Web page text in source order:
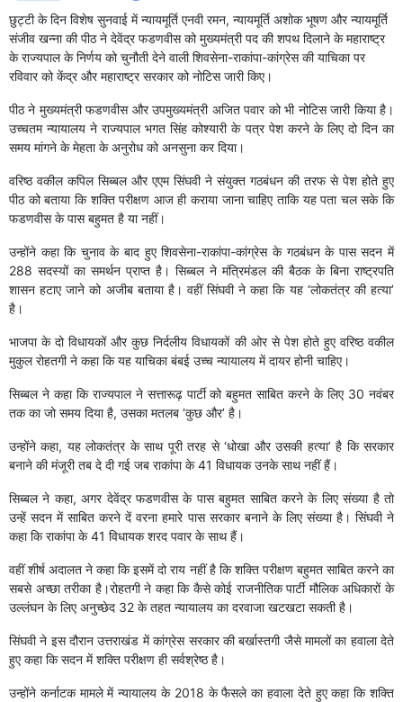
छुट्टी के दिन विशेष सुनवाई में न्यायमूर्ति एनवी रमन, न्यायमूर्ति अशोक भूषण और न्यायमूर्ति
संजीव खन्ना की पीठ ने देवेंद्र फडणवीस को मुख्यमंत्री पद की शपथ दिलाने के महाराष्ट्र
के राज्यपाल के निर्णय को चुनौती देने वाली शिवसेना-राकांपा-कांग्रेस की याचिका पर
रविवार को केंद्र और महाराष्ट्र सरकार को नोटिस जारी किए।
पीठ ने मुख्यमंत्री फडणवीस और उपमुख्यमंत्री अजित पवार को भी नोटिस जारी किया है।
उच्चतम न्यायालय ने राज्यपाल भगत सिंह कोश्यारी के पत्र पेश करने के लिए दो दिन का
समय मांगने के मेहता के अनुरोध को अनसुना कर दिया।
वरिष्ठ वकील कपिल सिब्बल और एएम सिंघवी ने संयुक्त गठबंधन की तरफ से पेश होते हुए
पीठ को बताया कि शक्ति परीक्षण आज ही कराया जाना चाहिए ताकि यह पता चल सके कि
फडणवीस के पास बहुमत है या नहीं।
उन्होंने कहा कि चुनाव के बाद हुए शिवसेना-राकांपा-कांग्रेस के गठबंधन के पास सदन में
288 सदस्यों का समर्थन प्राप्त है। सिब्बल ने मंत्रिमंडल की बैठक के बिना राष्ट्रपति
शासन हटाए जाने को अजीब बताया है। वहीं सिंघवी ने कहा कि यह ‘लोकतंत्र की हत्या’
है।
भाजपा के दो विधायकों और कुछ निर्दलीय विधायकों की ओर से पेश होते हुए वरिष्ठ वकील
मुकुल रोहतगी ने कहा कि यह याचिका बंबई उच्च न्यायालय में दायर होनी चाहिए।
सिब्बल ने कहा कि राज्यपाल ने सत्तारूढ़ पार्टी को बहुमत साबित करने के लिए 30 नवंबर
तक का जो समय दिया है, उसका मतलब ‘कुछ और’ है।
उन्होंने कहा, यह लोकतंत्र के साथ पूरी तरह से ‘धोखा और उसकी हत्या’ है कि सरकार
बनाने की मंजूरी तब दे दी गई जब राकांपा के 41 विधायक उनके साथ नहीं हैं।
सिब्बल ने कहा, अगर देवेंद्र फडणवीस के पास बहुमत साबित करने के लिए संख्या है तो
उन्हें सदन में साबित करने दें वरना हमारे पास सरकार बनाने के लिए संख्या है। सिंघवी ने
कहा कि राकांपा के 41 विधायक शरद पवार के साथ हैं।
वहीं शीर्ष अदालत ने कहा कि इसमें दो राय नहीं है कि शक्ति परीक्षण बहुमत साबित करने का
सबसे अच्छा तरीका है।रोहतगी ने कहा कि कैसे कोई राजनीतिक पार्टी मौलिक अधिकारों के
उल्लंघन के लिए अनुच्छेद 32 के तहत न्यायालय का दरवाजा खटखटा सकती है।
सिंघवी ने इस दौरान उत्तराखंड में कांग्रेस सरकार की बर्खास्तगी जैसे मामलों का हवाला देते
हुए कहा कि सदन में शक्ति परीक्षण ही सर्वश्रेष्ठ है।
उन्होंने कर्नाटक मामले में न्यायालय के 2018 के फैसले का हवाला देते हुए कहा कि शक्ति